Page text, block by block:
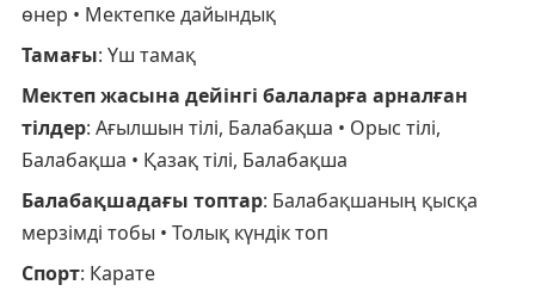
өнер • Мектепке дайындық
Тамағы: Үш тамақ
Мектеп жасына дейінгі балаларға арналған
тілдер: Ағылшын тілі, Балабақша • Орыс тілі,
Балабақша • Қазақ тілі, Балабақша
Балабақшадағы топтар: Балабақшаның қысқа
мерзімді тобы • Толық күндік топ
Спорт: Карате